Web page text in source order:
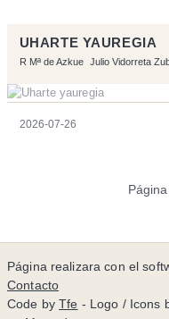
UHARTE YAUREGIA
R Mª de Azkue Julio Vidorreta
2026-07-26
Página realizara con el
Contacto
Code byTfe - Logo / Icons